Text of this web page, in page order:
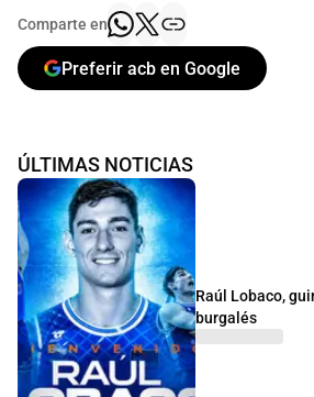
Comparte en
Preferir acb en Google
ÚLTIMAS NOTICIAS
Raúl Lobaco,
burgalés